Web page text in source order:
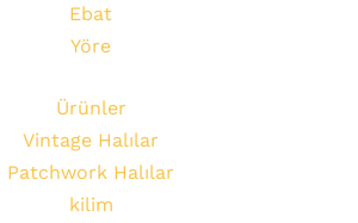
Ebat
Yöre
Ürünler
Vintage Halılar
Patchwork Halılar
kilim